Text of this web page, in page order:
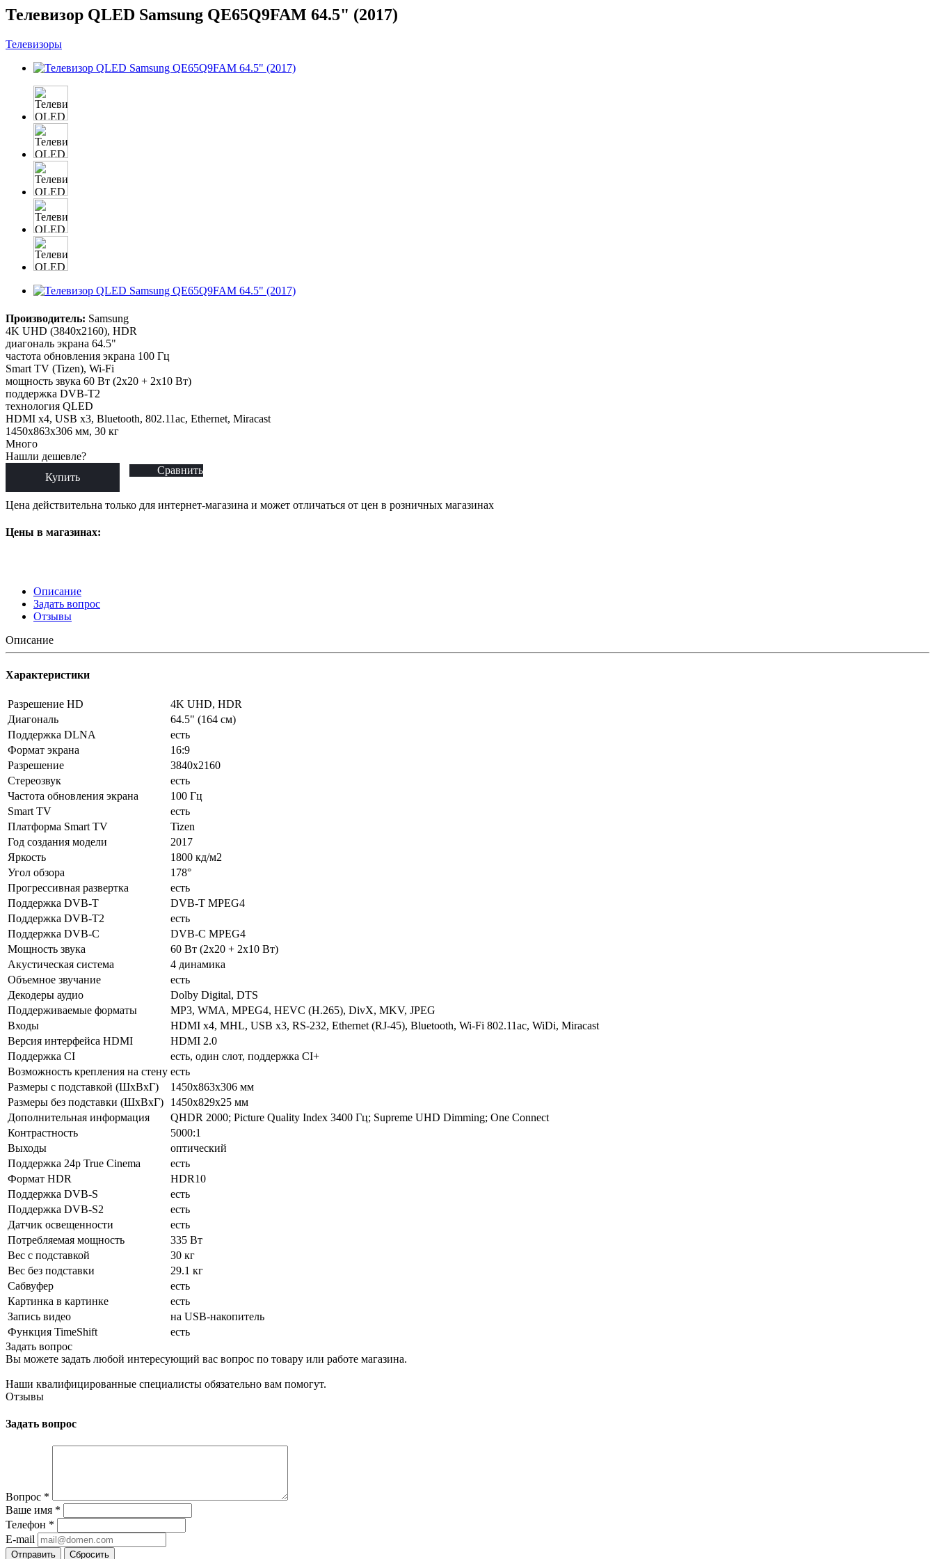
Телевизор QLED Samsung QE65Q9FAM 64.5" (2017)
Телевизоры
Производитель: Samsung
4K UHD (3840x2160), HDR
диагональ экрана 64.5"
частота обновления экрана 100 Гц
Smart TV (Tizen), Wi-Fi
мощность звука 60 Вт (2х20 + 2х10 Вт)
поддержка DVB-T2
технология QLED
HDMI x4, USB x3, Bluetooth, 802.11ac, Ethernet, Miracast
1450x863x306 мм, 30 кг
Много
Нашли дешевле?
Купить
Сравнить
Цена действительна только для интернет-магазина и может отличаться от цен в розничных магазинах
Цены в магазинах:
Описание
Задать вопрос
Отзывы
Описание
Характеристики
Разрешение HD
4K UHD, HDR
Диагональ
64.5" (164 см)
Поддержка DLNA
есть
Формат экрана
16:9
Разрешение
3840x2160
Стереозвук
есть
Частота обновления экрана
100 Гц
Smart TV
есть
Платформа Smart TV
Tizen
Год создания модели
2017
Яркость
1800 кд/м2
Угол обзора
178°
Прогрессивная развертка
есть
Поддержка DVB-T
DVB-T MPEG4
Поддержка DVB-T2
есть
Поддержка DVB-C
DVB-C MPEG4
Мощность звука
60 Вт (2х20 + 2х10 Вт)
Акустическая система
4 динамика
Объемное звучание
есть
Декодеры аудио
Dolby Digital, DTS
Поддерживаемые форматы
MP3, WMA, MPEG4, HEVC (H.265), DivX, MKV, JPEG
Входы
HDMI x4, MHL, USB x3, RS-232, Ethernet (RJ-45), Bluetooth, Wi-Fi 802.11ac, WiDi, Miracast
Версия интерфейса HDMI
HDMI 2.0
Поддержка CI
есть, один слот, поддержка CI+
Возможность крепления на стену есть
Размеры с подставкой (ШxВxГ)
1450x863x306 мм
Размеры без подставки (ШxВxГ)
1450x829x25 мм
Дополнительная информация
QHDR 2000; Picture Quality Index 3400 Гц; Supreme UHD Dimming; One Connect
Контрастность
5000:1
Выходы
оптический
Поддержка 24p True Cinema
есть
Формат HDR
HDR10
Поддержка DVB-S
есть
Поддержка DVB-S2
есть
Датчик освещенности
есть
Потребляемая мощность
335 Вт
Вес с подставкой
30 кг
Вес без подставки
29.1 кг
Сабвуфер
есть
Картинка в картинке
есть
Запись видео
на USB-накопитель
Функция TimeShift
есть
Задать вопрос
Вы можете задать любой интересующий вас вопрос по товару или работе магазина.
Наши квалифицированные специалисты обязательно вам помогут.
Отзывы
Задать вопрос
Вопрос *
Ваше имя *
Телефон *
E-mail
Сбросить